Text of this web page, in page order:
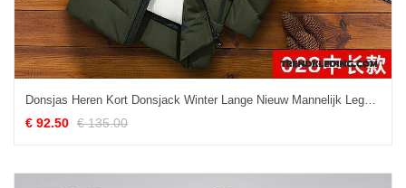
Donsjas Heren Kort Donsjack Winter Lange Nieuw Mannelijk Legergroene
€ 92.50 € 135.00